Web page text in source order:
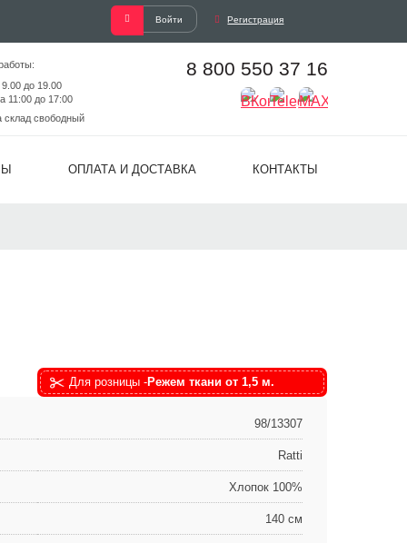
Войти Регистрация
до 19.00
11:00 до 17:00
склад свободный
8 800 550 37 16
ОПЛАТА И ДОСТАВКА КОНТАКТЫ
Для розницы -Режем ткани от 1,5 м.
98/13307
Ratti
Хлопок 100%
140 см